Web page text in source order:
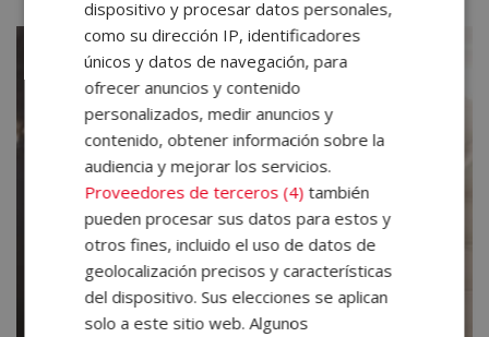
original
era:
3.560,00€.
actual
es:
890,00€.
dispositivo y procesar datos personales,
como su dirección IP, identificadores
únicos y datos de navegación, para
ofrecer anuncios y contenido
personalizados, medir anuncios y
contenido, obtener información sobre la
audiencia y mejorar los servicios.
Proveedores de terceros (4) también
pueden procesar sus datos para estos y
otros fines, incluido el uso de datos de
geolocalización precisos y características
del dispositivo. Sus elecciones se aplican
solo a este sitio web. Algunos